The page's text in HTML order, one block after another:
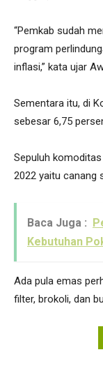
“Pemkab sudah
program
inflasi,” kata ujar
Sementara itu, di
sebesar 6,75
Sepuluh
2022 yaitu canang
Baca Juga :
Kebutuhan
Ada pula emas
filter, brokoli, dan